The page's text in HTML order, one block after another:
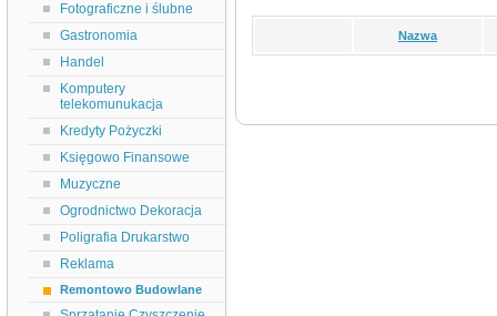
Fotograficzne i ślubne
Gastronomia
Handel
Komputery
telekomunukacja
Kredyty Pożyczki
Księgowo Finansowe
Muzyczne
Ogrodnictwo Dekoracja
Poligrafia Drukarstwo
Reklama
Remontowo Budowlane
Nazwa